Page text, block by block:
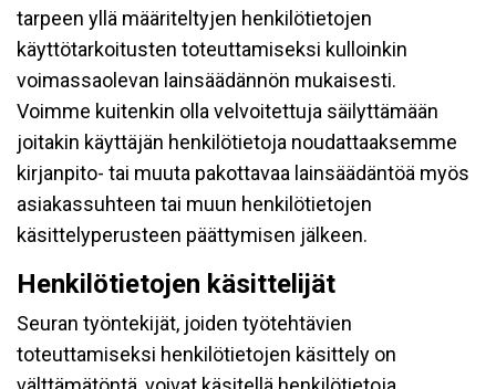
tarpeen yllä määriteltyjen henkilötietojen
käyttötarkoitusten toteuttamiseksi kulloinkin
voimassaolevan lainsäädännön mukaisesti.
Voimme kuitenkin olla velvoitettuja säilyttämään
joitakin käyttäjän henkilötietoja noudattaaksemme
kirjanpito- tai muuta pakottavaa lainsäädäntöä myös
asiakassuhteen tai muun henkilötietojen
käsittelyperusteen päättymisen jälkeen.
Henkilötietojen käsittelijät
Seuran työntekijät, joiden työtehtävien
toteuttamiseksi henkilötietojen käsittely on